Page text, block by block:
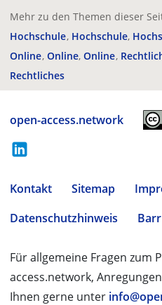
Mehr zu den Themen dieser
Hochschule Hochschule
Online Online Online
Rechtliches
open-access.network
Kontakt Sitemap
Datenschutzhinweis
Für allgemeine Fragen zum
access.network,
Ihnen gerne unter